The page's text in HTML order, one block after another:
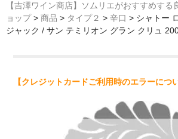
【吉澤ワイン商店】ソムリエがおすすめする
ョップ> 商品 > タイプ２ > 辛口 > シャトー
ジャック / サン テミリオン グラン クリュ
【クレジットカードご利用時のエラーにつ